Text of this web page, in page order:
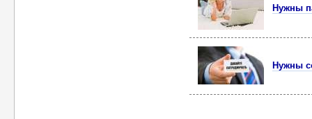
Нужны
Нужны